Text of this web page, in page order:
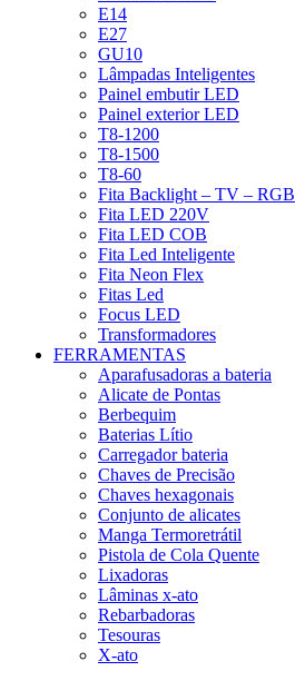
E14
E27
GU10
Lâmpadas Inteligentes
Painel embutir LED
Painel exterior LED
T8-1200
T8-1500
T8-60
Fita Backlight – TV – RGB
Fita LED 220V
Fita LED COB
Fita Led Inteligente
Fita Neon Flex
Fitas Led
Focus LED
Transformadores
FERRAMENTAS
Aparafusadoras a bateria
Alicate de Pontas
Berbequim
Baterias Lítio
Carregador bateria
Chaves de Precisão
Chaves hexagonais
Conjunto de alicates
Manga Termoretrátil
Pistola de Cola Quente
Lixadoras
Lâminas x-ato
Rebarbadoras
Tesouras
X-ato